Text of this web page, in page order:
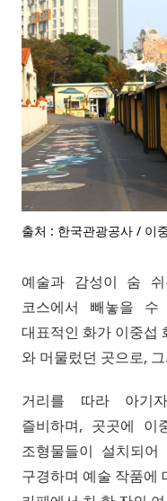
출처 : 한국관광공사 / 이
예술과 감성이 숨
코스에서 빼놓을
대표적인 화가 이중섭
와 머물렀던 곳으로,
거리를 따라 아기
즐비하며, 곳곳에 이
조형물들이 설치되
구경하며 예술 작품에